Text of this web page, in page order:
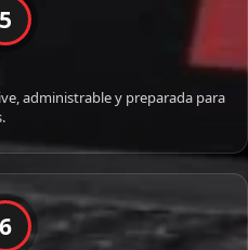
5
administrable y preparada para
6